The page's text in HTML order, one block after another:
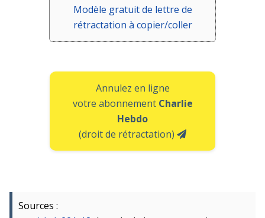
Modèle gratuit de lettre de
rétractation à copier/coller
Annulez en ligne
votre abonnement Charlie
Hebdo
(droit de rétractation)
Sources :